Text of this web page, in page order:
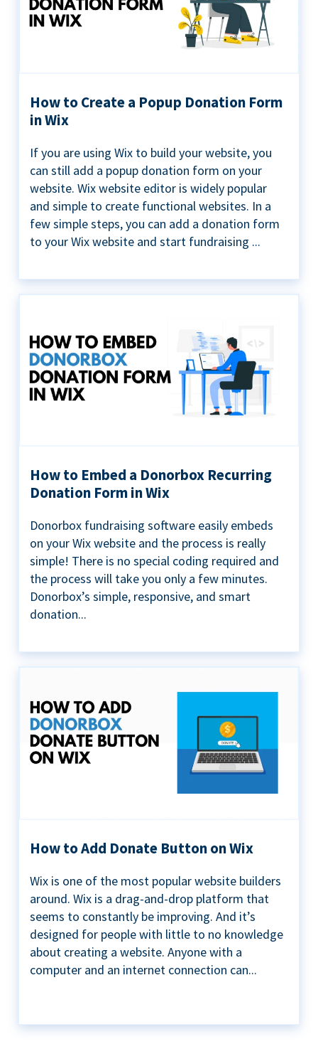
How to Create a Popup Donation Form
in Wix
If you are using Wix to build your website, you
can still add a popup donation form on your
website. Wix website editor is widely popular
and simple to create functional websites. In a
few simple steps, you can add a donation form
to your Wix website and start fundraising ...
How to Embed a Donorbox Recurring
Donation Form in Wix
Donorbox fundraising software easily embeds
on your Wix website and the process is really
simple! There is no special coding required and
the process will take you only a few minutes.
Donorbox’s simple, responsive, and smart
donation...
How to Add Donate Button on Wix
Wix is one of the most popular website builders
around. Wix is a drag-and-drop platform that
seems to constantly be improving. And it’s
designed for people with little to no knowledge
about creating a website. Anyone with a
computer and an internet connection can...